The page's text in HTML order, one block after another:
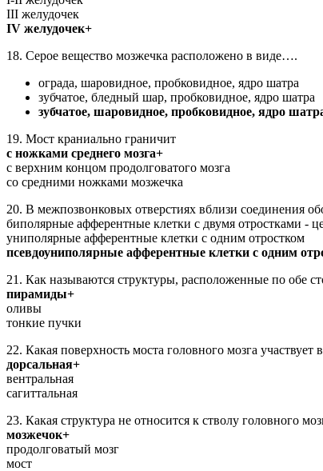
III желудочек
IV желудочек+
18. Серое вещество мозжечка расположено в виде….
ограда, шаровидное, пробковидное, ядро шатра
зубчатое, бледный шар, пробковидное, ядро шатра
зубчатое, шаровидное, пробковидное, ядро
19. Мост краниально граничит
с ножками среднего мозга+
с верхним концом продолговатого мозга
со средними ножками мозжечка
20. В межпозвонковых отверстиях вблизи соединения
биполярные афферентные клетки с двумя отростками -
униполярные афферентные клетки с одним отростком
псевдоуниполярные афферентные клетки с одним
21. Как называются структуры, расположенные по обе
пирамиды+
оливы
тонкие пучки
22. Какая поверхность моста головного мозга
дорсальная+
вентральная
сагиттальная
23. Какая структура не относится к стволу головного
мозжечок+
продолговатый мозг
мост